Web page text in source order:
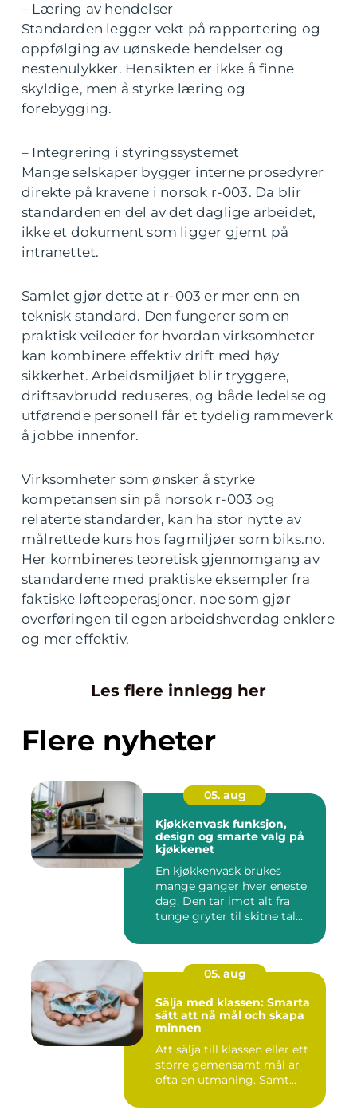
– Læring av hendelser
Standarden legger vekt på rapportering og
oppfølging av uønskede hendelser og
nestenulykker. Hensikten er ikke å finne
skyldige, men å styrke læring og
forebygging.
– Integrering i styringssystemet
Mange selskaper bygger interne prosedyrer
direkte på kravene i norsok r-003. Da blir
standarden en del av det daglige arbeidet,
ikke et dokument som ligger gjemt på
intranettet.
Samlet gjør dette at r-003 er mer enn en
teknisk standard. Den fungerer som en
praktisk veileder for hvordan virksomheter
kan kombinere effektiv drift med høy
sikkerhet. Arbeidsmiljøet blir tryggere,
driftsavbrudd reduseres, og både ledelse og
utførende personell får et tydelig rammeverk
å jobbe innenfor.
Virksomheter som ønsker å styrke
kompetansen sin på norsok r-003 og
relaterte standarder, kan ha stor nytte av
målrettede kurs hos fagmiljøer som biks.no.
Her kombineres teoretisk gjennomgang av
standardene med praktiske eksempler fra
faktiske løfteoperasjoner, noe som gjør
overføringen til egen arbeidshverdag enklere
og mer effektiv.
Les flere innlegg her
Flere nyheter
05. aug
Kjøkkenvask funksjon,
design og smarte valg på
kjøkkenet
En kjøkkenvask brukes
mange ganger hver eneste
dag. Den tar imot alt fra
tunge gryter til skitne tal...
05. aug
Sälja med klassen: Smarta
sätt att nå mål och skapa
minnen
Att sälja till klassen eller ett
större gemensamt mål är
ofta en utmaning. Samt...